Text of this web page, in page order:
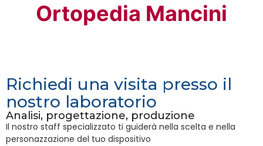
Ortopedia Mancini
Richiedi una visita presso il
nostro laboratorio
Analisi, progettazione, produzione
Il nostro staff specializzato ti guiderà nella scelta e nella
personazzazione del tuo dispositivo